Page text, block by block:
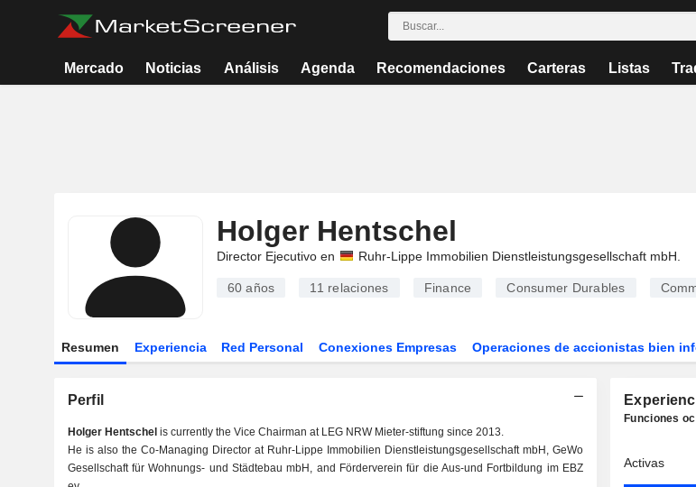
Mercado Noticias Análisis Agenda Recomendaciones Carteras Listas
Holger Hentschel
Director Ejecutivo en Ruhr-Lippe Immobilien Dienstleistungsgesellschaft mbH
60 años 11 relaciones Finance Consumer Durables
Resumen Experiencia Red Personal Conexiones Empresas Operaciones de accionistas bien
Perfil
Holger Hentschel is currently the Vice Chairman at LEG NRW Mieter-stiftung since 2013.
He is also the Co-Managing Director at Ruhr-Lippe Immobilien Dienstleistungsgesellschaft mbH, GeWo
Gesellschaft für Wohnungs- und Städtebau mbH, and Förderverein für die Aus-und Fortbildung im EBZ
Funciones
Activas